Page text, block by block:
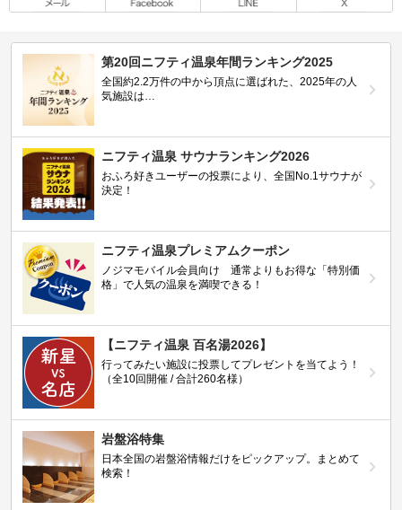
第20回ニフティ温泉年間ランキング2025
全国約2.2万件の中から頂点に選ばれた、2025年の人
気施設は…
ニフティ温泉 サウナランキング2026
おふろ好きユーザーの投票により、全国No.1サウナが
決定！
ニフティ温泉プレミアムクーポン
ノジマモバイル会員向け 通常よりもお得な「特別価
格」で人気の温泉を満喫できる！
【ニフティ温泉 百名湯2026】
行ってみたい施設に投票してプレゼントを当てよう！
（全10回開催 / 合計260名様）
岩盤浴特集
日本全国の岩盤浴情報だけをピックアップ。まとめて
検索！